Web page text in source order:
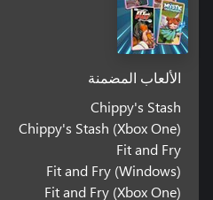
الألعاب المضمنة
Chippy's Stash
Chippy's Stash (Xbox One)
Fit and Fry
Fit and Fry (Windows)
Fit and Fry (Xbox One)